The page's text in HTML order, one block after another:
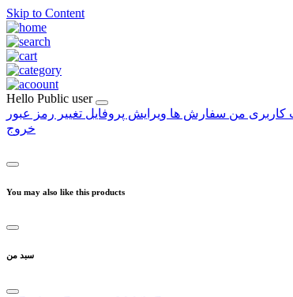
Skip to Content
Hello Public user
من سفارش ها ویرایش پروفایل تغییر رمز عبور
خروج
You may also like this products
سبد من